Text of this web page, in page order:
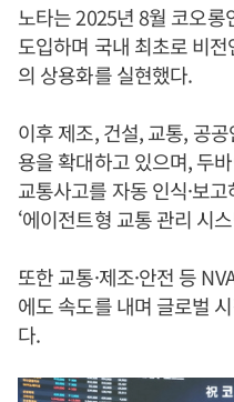
노타는 2025년 8월 코오롱
도입하며 국내 최초로 비
의 상용화를 실현했다.
이후 제조, 건설, 교통, 공
용을 확대하고 있으며, 두
교통사고를 자동 인식·보
‘에이전트형 교통 관리 시
또한 교통·제조·안전 등
에도 속도를 내며 글로벌
다.